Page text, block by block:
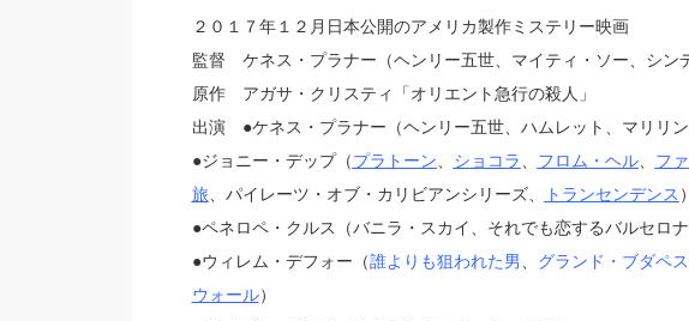
２０１７年１２月日本公開のアメリカ製作ミステリー映画
監督 ケネス・プラナー（ヘンリー五世、マイティ・ソー、シン
原作 アガサ・クリスティ「オリエント急行の殺人」
出演 ●ケネス・プラナー（ヘンリー五世、ハムレット、マリリン
●ジョニー・デップ（プラトーン ショコラ フロム・ヘル、 フ
旅 、パイレーツ・オブ・カリビアンシリーズ、 トランセンデンス ）
●ペネロペ・クルス（バニラ・スカイ、それでも恋するバルセロナ
●ウィレム・デフォー（誰よりも狙われた男 グランド・ブダペ
ウォール）